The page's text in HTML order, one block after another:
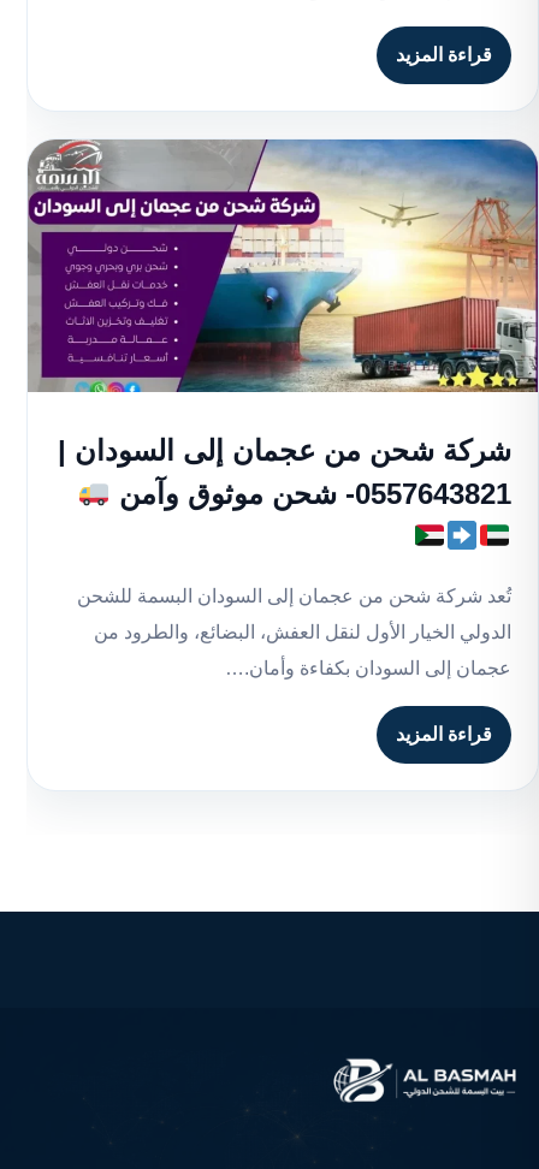
قراءة المزيد
شركة شحن من عجمان إلى السودان |
0557643821- شحن موثوق وآمن
تُعد شركة شحن من عجمان إلى السودان البسمة للشحن
الدولي الخيار الأول لنقل العفش، البضائع، والطرود من
عجمان إلى السودان بكفاءة وأمان.…
قراءة المزيد